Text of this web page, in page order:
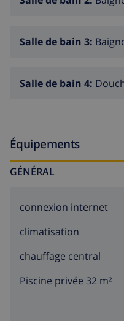
Salle de bain 3:
Salle de bain 4:
Équipements
GÉNÉRAL
connexion internet
climatisation
chauffage central
Piscine privée 32 m²